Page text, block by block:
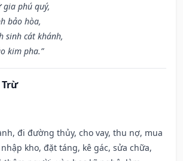
phú quý,
bảo hòa,
sinh cát khánh,
kim pha.”
đi đường thủy, cho vay, thu nợ, mua
kho, đặt táng, kê gác, sửa chữa,